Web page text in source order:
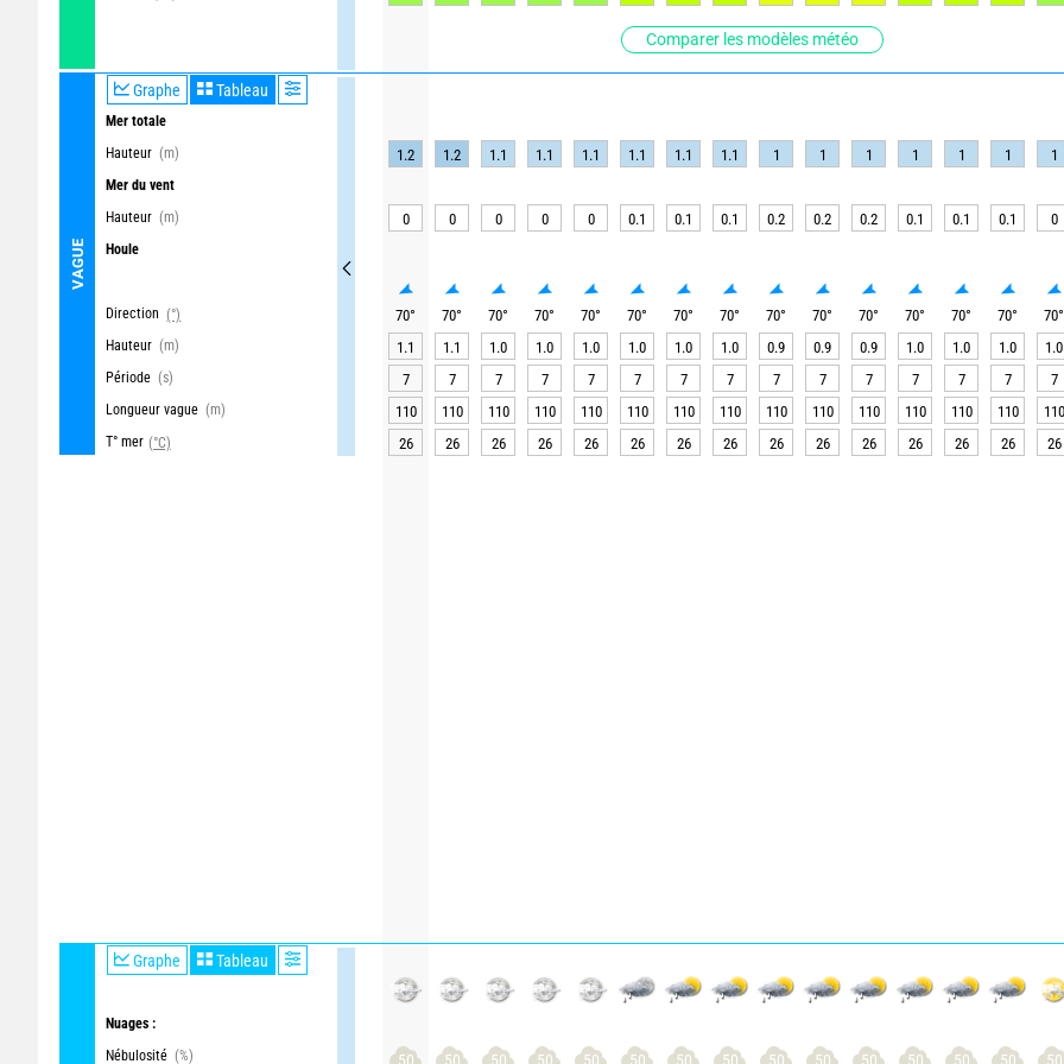
Comparer les modèles météo
VAGUE
Graphe Tableau
Mer totale
Hauteur (m)
Mer du vent
Hauteur (m)
Houle
Direction (°)
Hauteur (m)
Période (s)
Longueur vague (m)
T° mer (°C)
Graphe Tableau
Nuages :
Nébulosité (%)
1.2 1.2 1.1 1.1 1.1 1.1 1.1 1.1 1 1 1 1 1 1 1
0 0 0 0 0 0.1 0.1 0.1 0.2 0.2 0.2 0.1 0.1 0.1 0
70° 70° 70° 70° 70° 70° 70° 70° 70° 70° 70° 70° 70° 70° 70°
1.1
1.1 1.0 1.0 1.0 1.0 1.0 1.0 0.9 0.9 0.9 1.0 1.0 1.0 1.0
7
7 7 7 7 7 7 7 7 7 7 7 7 7 7
110
110 110 110 110 110 110 110 110 110 110 110 110 110 110
26
26 26 26 26 26 26 26 26 26 26 26 26 26 26